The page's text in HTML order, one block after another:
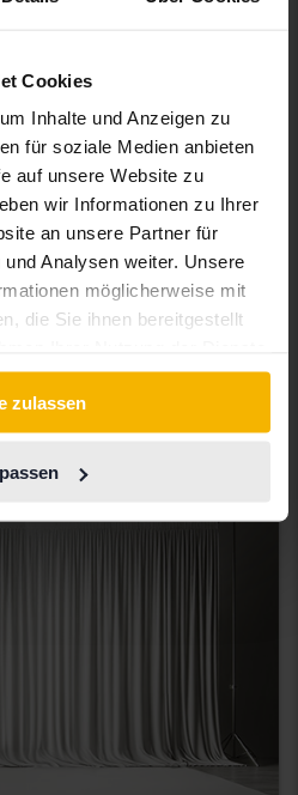
Cookies
Inhalte und Anzeigen zu
für soziale Medien anbieten
auf unsere Website zu
wir Informationen zu Ihrer
an unsere Partner für
Analysen weiter. Unsere
möglicherweise mit
die Sie ihnen bereitgestellt
zulassen
Demnächst
dem Weg